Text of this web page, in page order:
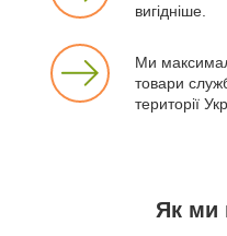
вигідніше.
Ми
товари
території
Як ми